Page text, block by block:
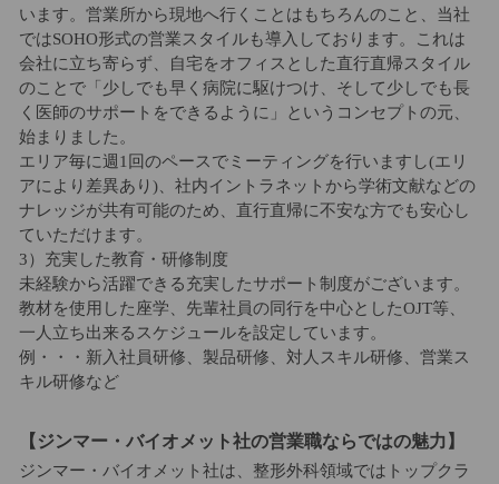
います。営業所から現地へ行くことはもちろんのこと、当社
ではSOHO形式の営業スタイルも導入しております。これは
会社に立ち寄らず、自宅をオフィスとした直行直帰スタイル
のことで「少しでも早く病院に駆けつけ、そして少しでも長
く医師のサポートをできるように」というコンセプトの元、
始まりました。
エリア毎に週1回のペースでミーティングを行いますし(エリ
アにより差異あり)、社内イントラネットから学術文献などの
ナレッジが共有可能のため、直行直帰に不安な方でも安心し
ていただけます。
3）充実した教育・研修制度
未経験から活躍できる充実したサポート制度がございます。
教材を使用した座学、先輩社員の同行を中心としたOJT等、
一人立ち出来るスケジュールを設定しています。
例・・・新入社員研修、製品研修、対人スキル研修、営業ス
キル研修など
【ジンマー・バイオメット社の営業職ならではの魅力】
ジンマー・バイオメット社は、整形外科領域ではトップクラ